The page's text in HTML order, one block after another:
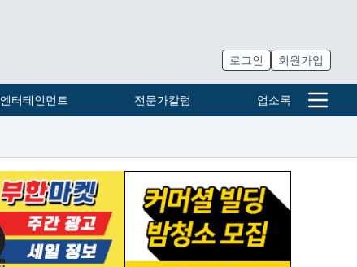
로그인 회원가입
엔터테인먼트 전문가칼럼 업소록